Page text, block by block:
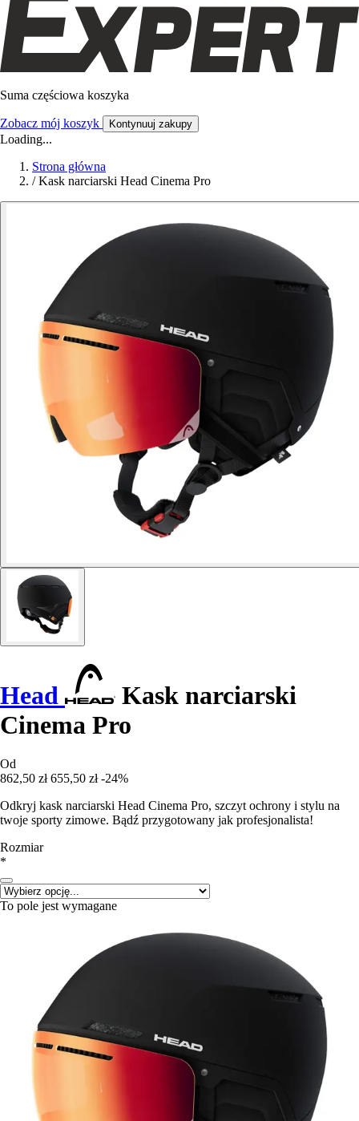
Suma częściowa koszyka
Zobacz mój koszyk Kontynuuj zakupy
Loading...
Strona główna
/ Kask narciarski Head Cinema Pro
Head
Kask narciarski
Cinema Pro
Od
862,50 zł 655,50 zł -24%
Odkryj kask narciarski Head Cinema Pro, szczyt ochrony i stylu na
twoje sporty zimowe. Bądź przygotowany jak profesjonalista!
Rozmiar
*
To pole jest wymagane